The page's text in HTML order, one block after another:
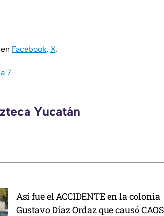
Facebook, X,
7
Yucatán
Así fue el ACCIDENTE en la colonia
Gustavo Díaz Ordaz que causó CAOS